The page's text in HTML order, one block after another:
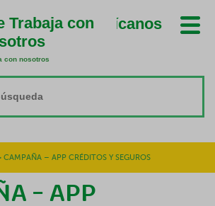
con nosotros
con nosotros
CAMPAÑA – APP CRÉDITOS Y SEGUROS
– APP